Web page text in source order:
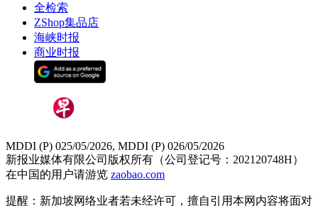
全检索
ZShop集品店
海峡时报
商业时报
MDDI (P) 025/05/2026, MDDI (P) 026/05/2026
新报业媒体有限公司版权所有（公司登记号：202120748H）
在中国的用户请游览 zaobao.com
提醒：新加坡网络业者若未经许可，擅自引用本网内容将面对